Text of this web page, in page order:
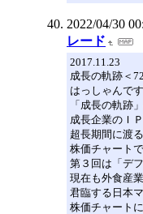
2022/04/30
レード
2017.11.23
成長の軌跡＜
はっしゃんです
「成長の軌跡
成長企業のＩ
超長期間に渡
株価チャート
第３回は「デ
現在も外食産
君臨する日本
株価チャート